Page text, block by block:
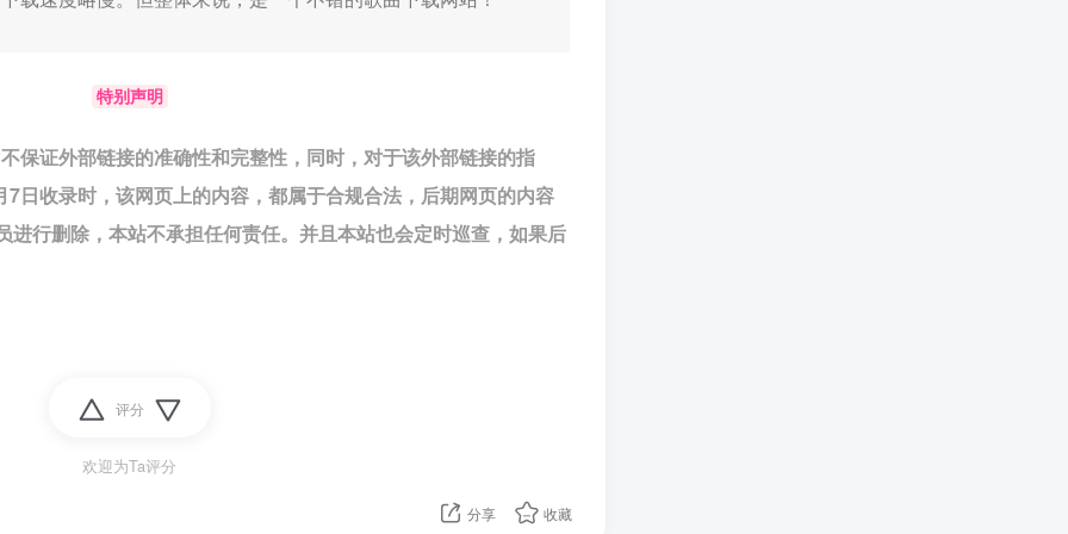
特别声明
保证外部链接的准确性和完整性，同时，对于该外部链接的指
日收录时，该网页上的内容，都属于合规合法，后期网页的内容
进行删除，本站不承担任何责任。并且本站也会定时巡查，如果后
评分
欢迎为Ta评分
分享 收藏